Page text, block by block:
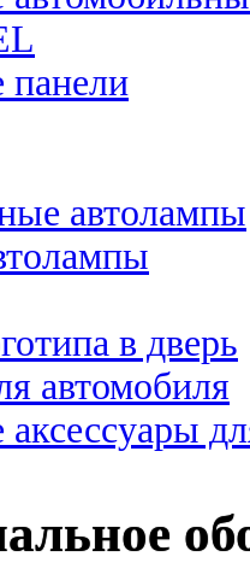
панели
автолампы
в дверь
автомобиля